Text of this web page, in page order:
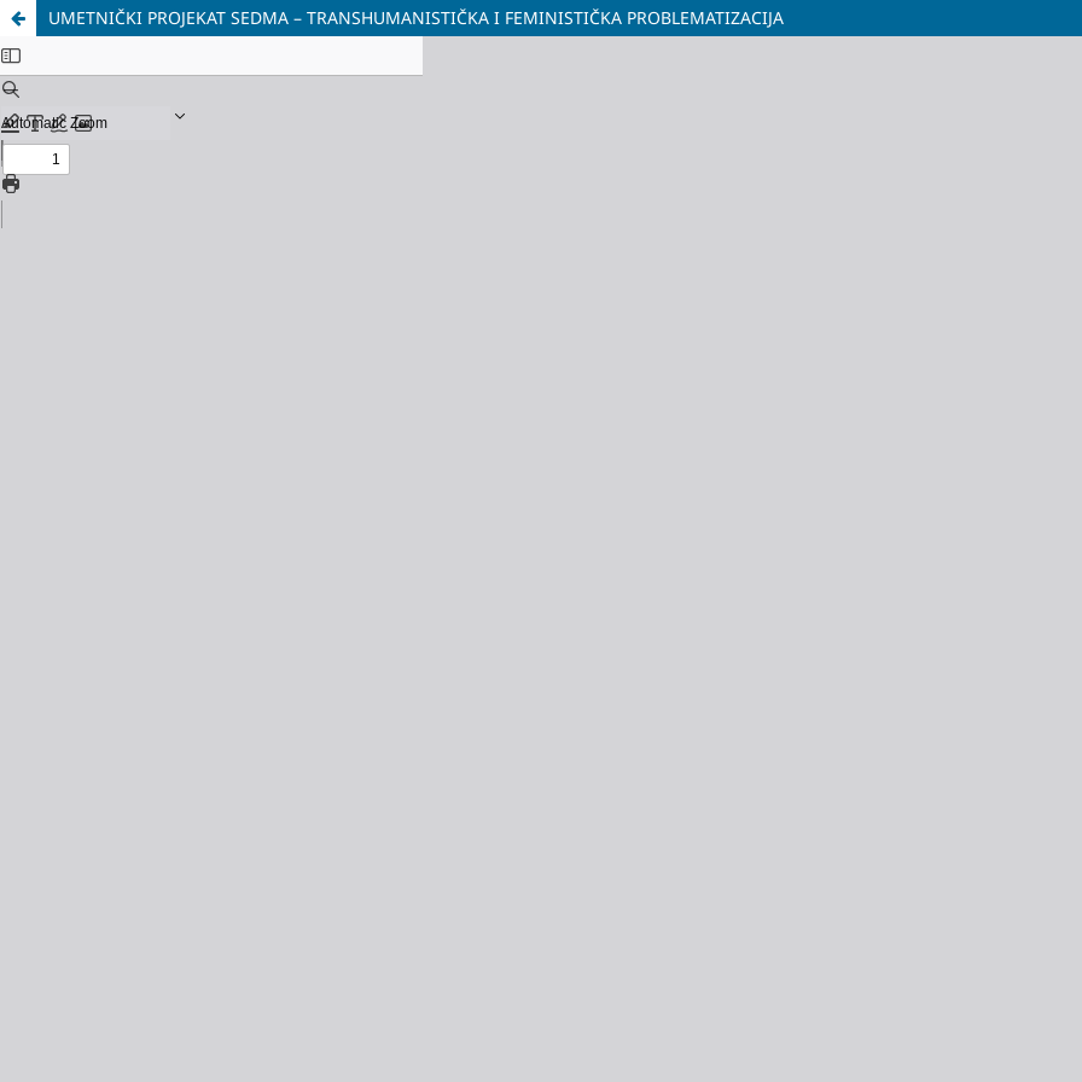
UMETNIČKI PROJEKAT SEDMA – TRANSHUMANISTIČKA I FEMINISTIČKA PROBLEMATIZACIJA